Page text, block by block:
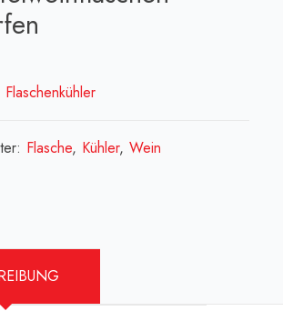
Flaschenkühler
Flasche, Kühler,Wein